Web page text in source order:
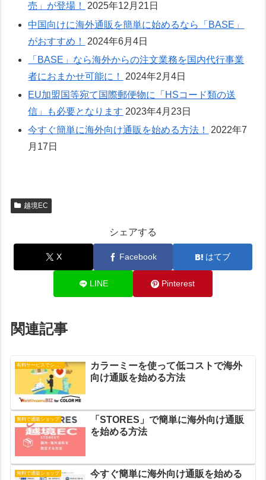
売」が登場！
2025年12月21日
中国向けに海外通販を簡単に始めるなら「BASE」
がおすすめ！
2024年6月4日
「BASE」なら海外からの注文業務を国内代行事業
者におまかせ可能に！
2024年2月4日
EU加盟国等宛て国際郵便物に「HSコード類の送
信」も必要となります 2023年4月23日
今すぐ簡単に海外向け通販を始める方法！
2022年7
月17日
越境EC
シェアする
X Facebook はてブ
LINE Pinterest
関連記事
有料サービスでショップ運営
カラーミーを使って低コストで海外
向け通販を始める方法
無料で通販ショップ
「STORES」で簡単に海外向け通販
を始める方法
無料で通販ショップ
今すぐ簡単に海外向け通販を始める